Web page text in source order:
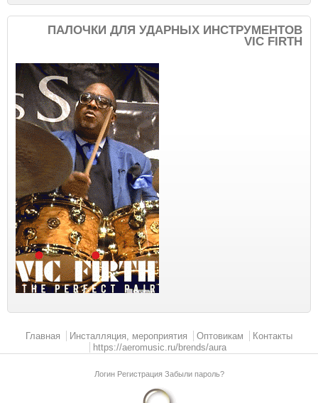
ПАЛОЧКИ ДЛЯ УДАРНЫХ ИНСТРУМЕНТОВ
VIC FIRTH
Главное меню
Главная Инсталляция, мероприятия Оптовикам
Контакты
https://aeromusic.ru/brends/aura
Логин Регистрация Забыли пароль?